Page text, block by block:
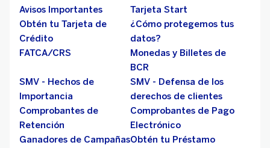
Avisos Importantes
Tarjeta Start
Obtén tu Tarjeta de
Crédito
¿Cómo protegemos tus
datos?
FATCA/CRS
Monedas y Billetes de
BCR
SMV - Hechos de
Importancia
SMV - Defensa de los
derechos de clientes
Comprobantes de
Retención
Comprobantes de Pago
Electrónico
Ganadores de CampañasObtén tu Préstamo